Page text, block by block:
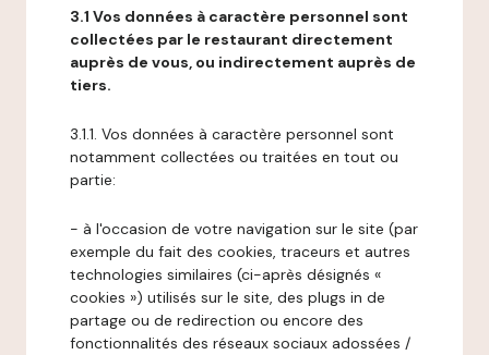
3.1 Vos données à caractère personnel sont
collectées par le restaurant directement
auprès de vous, ou indirectement auprès de
tiers.
3.1.1. Vos données à caractère personnel sont
notamment collectées ou traitées en tout ou
partie:
- à l'occasion de votre navigation sur le site (par
exemple du fait des cookies, traceurs et autres
technologies similaires (ci-après désignés «
cookies ») utilisés sur le site, des plugs in de
partage ou de redirection ou encore des
fonctionnalités des réseaux sociaux adossées /